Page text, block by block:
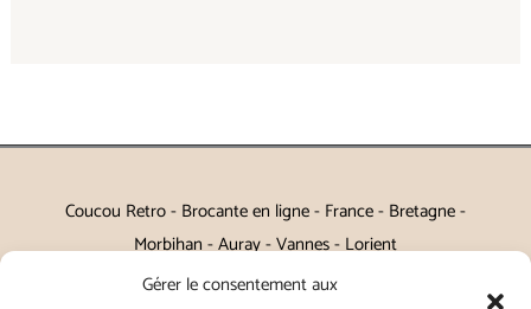
Gérer le consentement aux
Coucou Retro - Brocante en ligne - France - Bretagne -
Morbihan - Auray - Vannes - Lorient